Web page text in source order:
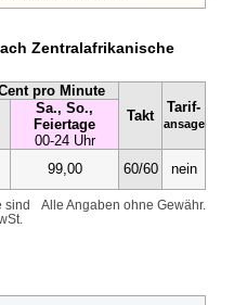
Zentralafrikanische
pro Minute
Takt
Tarif-
ansage
Sa., So.,
Feiertage
00-24 Uhr
99,00 60/60 nein
Alle Angaben ohne Gewähr.
sind